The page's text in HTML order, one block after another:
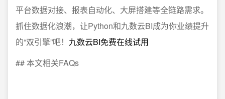
平台数据对接、报表自动化、大屏搭建等全链路需求。
抓住数据化浪潮，让Python和九数云BI成为你业绩提升
的“双引擎”吧！ 九数云BI免费在线试用
## 本文相关FAQs